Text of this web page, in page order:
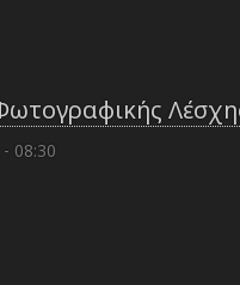
08:30